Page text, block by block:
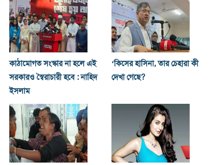
কাঠামোগত সংস্কার না হলে এই
সরকারও স্বৈরাচারী হবে : নাহিদ
ইসলাম
‘কিসের হাসিনা, তার চেহারা কী
দেখা গেছে?